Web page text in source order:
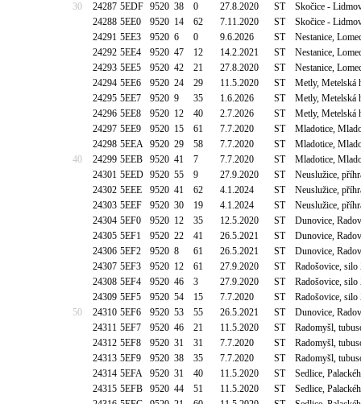
30
24287 5EDF 9520 38 0 27.8.2020 ST
Skočice -
24288 5EE0 9520 14 62 7.11.2020 ST
Skočice -
24291 5EE3 9520 6 0 9.6.2026 ST
Nestanice,
24292 5EE4 9520 47 12 14.2.2021 ST
Nestanice,
24293 5EE5 9520 42 21 27.8.2020 ST
Nestanice,
24294 5EE6 9520 24 29 11.5.2020 ST
Metly, Metelská
24295 5EE7 9520 9 35 1.6.2026 ST
Metly, Metelská
24296 5EE8 9520 12 40 2.7.2026 ST
Metly, Metelská
24297 5EE9 9520 15 61 7.7.2020 ST
Mladotice,
24298 5EEA 9520 29 58 7.7.2020 ST
Mladotice,
40
24299 5EEB 9520 41 7 7.7.2020 ST
Mladotice,
24301 5EED 9520 55 9 27.9.2020 ST
Neuslužice,
24302 5EEE 9520 41 62 4.1.2024 ST
Neuslužice,
24303 5EEF 9520 30 19 4.1.2024 ST
Neuslužice,
24304 5EF0 9520 12 35 12.5.2020 ST
Dunovice,
24305 5EF1 9520 22 41 26.5.2021 ST
Dunovice,
24306 5EF2 9520 8 61 26.5.2021 ST
Dunovice,
24307 5EF3 9520 12 61 27.9.2020 ST
Radošovice,
24308 5EF4 9520 46 3 27.9.2020 ST
Radošovice,
24309 5EF5 9520 54 15 7.7.2020 ST
Radošovice,
50
24310 5EF6 9520 53 55 26.5.2021 ST
Dunovice,
24311 5EF7 9520 46 21 11.5.2020 ST
Radomyšl,
24312 5EF8 9520 31 31 7.7.2020 ST
Radomyšl,
24313 5EF9 9520 38 35 7.7.2020 ST
Radomyšl,
24314 5EFA 9520 31 40 11.5.2020 ST
Sedlice,
24315 5EFB 9520 44 51 11.5.2020 ST
Sedlice,